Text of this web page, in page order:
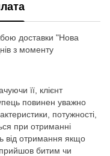
доставки "Нова
з моменту
її, клієнт
повинен уважно
потужності,
при отриманні
від отримання якщо
битим чи